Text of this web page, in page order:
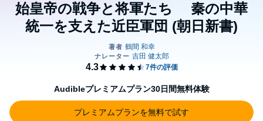
始皇帝の戦争と将軍たち 秦の中華
統一を支えた近臣軍団 (朝日新書)
Audibleプレミアムプラン30日間無料体験
プレミアムプランを無料で試す